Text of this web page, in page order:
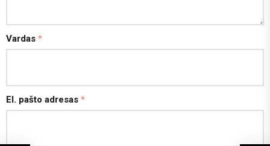
Vardas *
El. pašto adresas *